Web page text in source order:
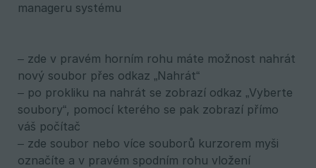
manageru systému
– zde v pravém horním rohu máte možnost nahrát
nový soubor přes odkaz „Nahrát“
– po prokliku na nahrát se zobrazí odkaz „Vyberte
soubory“, pomocí kterého se pak zobrazí přímo
váš počítač
– zde soubor nebo více souborů kurzorem myši
označíte a v pravém spodním rohu vložení